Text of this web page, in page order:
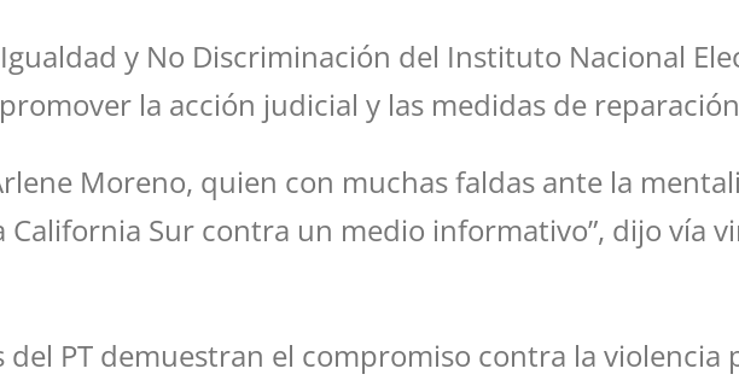
y No Discriminación del Instituto Nacional
la acción judicial y las medidas de
Moreno, quien con muchas faldas ante la
Sur contra un medio informativo”, dijo vía
PT demuestran el compromiso contra la violencia